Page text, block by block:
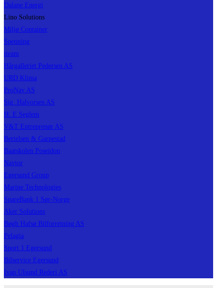
Dalane Energi
Lino Solutions
Miljø Container
Spenning
iteam
Hårgalleriet Pedersen AS
URD Klima
ProNav AS
Sig. Halvorsen AS
H. E Seglem
V&T Entreprenør AS
Bertelsen & Garpestad
Baatskolen Poseidon
Navtor
Egersund Group
Marine Technologies
SpareBank 1 Sør-Norge
Aker Solutions
Bøgh Hafsø Bilforretning AS
Pelagia
Sport 1 Egersund
Bilservice Egersund
Ivan Ulsund Rederi AS